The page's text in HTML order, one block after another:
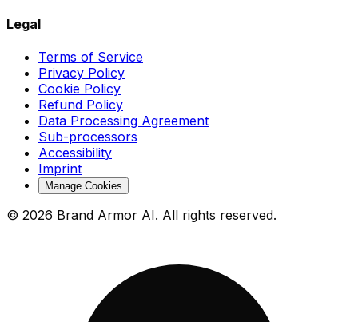
Legal
Terms of Service
Privacy Policy
Cookie Policy
Refund Policy
Data Processing Agreement
Sub-processors
Accessibility
Imprint
Manage Cookies
© 2026 Brand Armor AI. All rights reserved.